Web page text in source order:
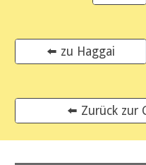
⬅️ zu Haggai
⬅️ Zurück zur